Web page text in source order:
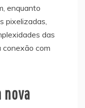
enquanto
pixelizadas,
das
conexão com
nova